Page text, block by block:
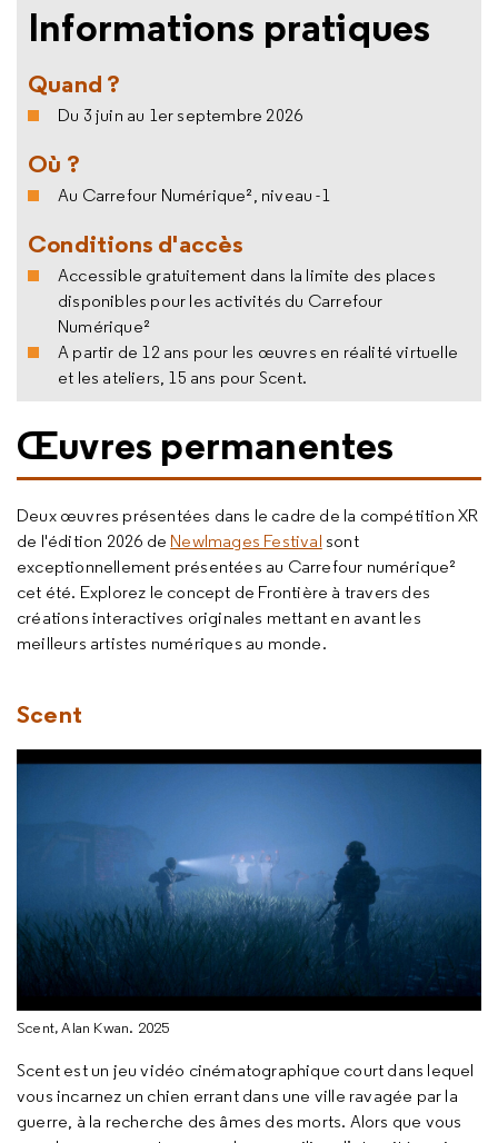
Informations pratiques
Quand ?
Du 3 juin au 1er septembre 2026
Où ?
Au Carrefour Numérique², niveau -1
Conditions d'accès
Accessible gratuitement dans la limite des places
disponibles pour les activités du Carrefour
Numérique²
A partir de 12 ans pour les œuvres en réalité virtuelle
et les ateliers, 15 ans pour Scent.
Œuvres permanentes
Deux œuvres présentées dans le cadre de la compétition XR
de l'édition 2026 de NewImages Festival sont
exceptionnellement présentées au Carrefour numérique²
cet été. Explorez le concept de Frontière à travers des
créations interactives originales mettant en avant les
meilleurs artistes numériques au monde.
Scent
Scent, Alan Kwan. 2025
Scent est un jeu vidéo cinématographique court dans lequel
vous incarnez un chien errant dans une ville ravagée par la
guerre, à la recherche des âmes des morts. Alors que vous